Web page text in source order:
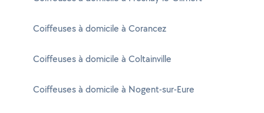
Coiffeuses à domicile à Corancez
Coiffeuses à domicile à Coltainville
Coiffeuses à domicile à Nogent-sur-Eure